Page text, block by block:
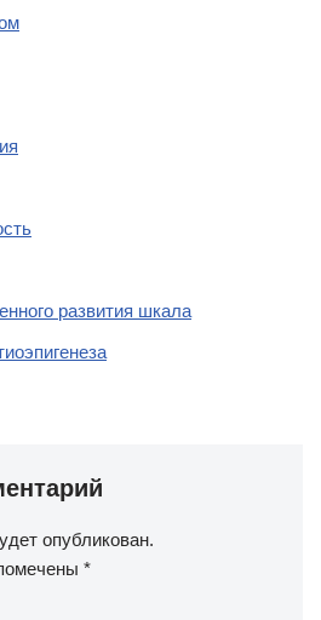
развития шкала
опубликован.
*